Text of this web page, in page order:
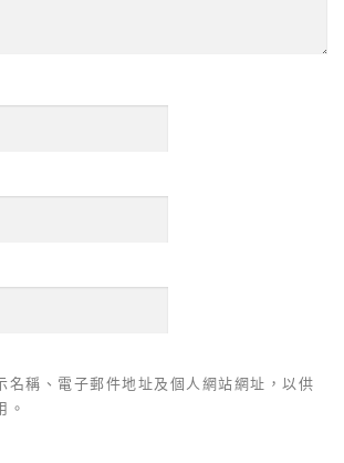
名稱、電子郵件地址及個人網站網址，以供
。